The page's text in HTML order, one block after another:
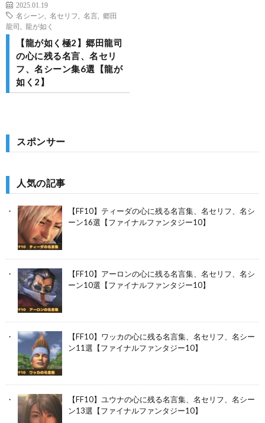
2025.01.19
名シーン
名セリフ 名言
郷田
龍司
龍が如く
【龍が如く極2】郷田龍司
の心に残る名言、名セリ
フ、名シーン集6選【龍が
如く2】
スポンサー
人気の記事
【FF10】ティーダの心に残る名言集、名セリフ、名シ
ーン16選【ファイナルファンタジー10】
【FF10】アーロンの心に残る名言集、名セリフ、名シ
ーン10選【ファイナルファンタジー10】
【FF10】ワッカの心に残る名言集、名セリフ、名シー
ン11選【ファイナルファンタジー10】
【FF10】ユウナの心に残る名言集、名セリフ、名シー
ン13選【ファイナルファンタジー10】